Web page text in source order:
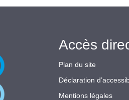
Accès
Plan du site
Déclaration
Mentions légales